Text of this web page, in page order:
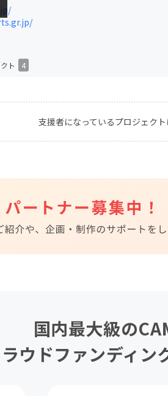
CAMPFIREふるさと納税
ト 4
支援者になっているプロジェクト
国内最大級の
ウドファンディン